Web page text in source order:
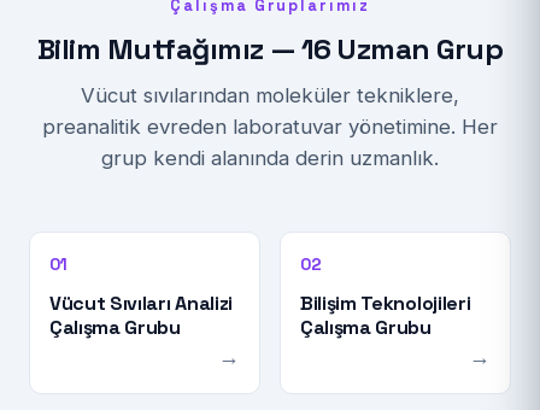
Çalışma Gruplarımız
Bilim Mutfağımız — 16 Uzman Grup
Vücut sıvılarından moleküler tekniklere,
preanalitik evreden laboratuvar yönetimine. Her
grup kendi alanında derin uzmanlık.
01
Vücut Sıvıları Analizi
Çalışma Grubu
→
02
Bilişim Teknolojileri
Çalışma Grubu
→